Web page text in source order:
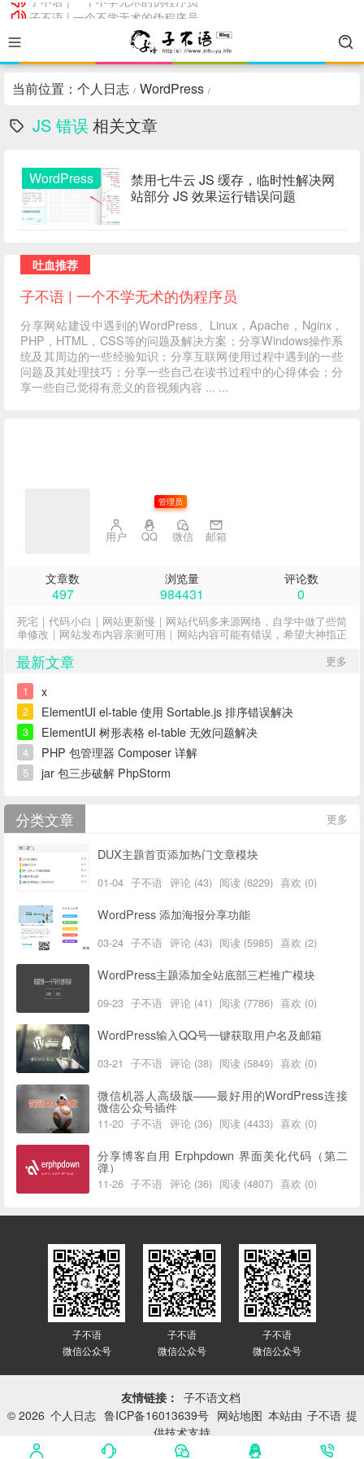
子不语 | 一个不学无术的伪程序员
子不语 | 一个不学无术的伪程序员
当前位置： 个人日志 / WordPress /
JS 错误 相关文章
WordPress
禁用七牛云 JS 缓存，临时性解决网
站部分 JS 效果运行错误问题
吐血推荐
子不语 | 一个不学无术的伪程序员
分享网站建设中遇到的WordPress、Linux，Apache，Nginx，
PHP，HTML，CSS等的问题及解决方案；分享Windows操作系
统及其周边的一些经验知识；分享互联网使用过程中遇到的一些
问题及其处理技巧；分享一些自己在读书过程中的心得体会；分
享一些自己觉得有意义的音视频内容 ... ...
管理员
用户 QQ 微信 邮箱
文章数
497
浏览量
984431
评论数
0
死宅｜代码小白｜网站更新慢｜网站代码多来源网络，自学中做了些简
单修改｜网站发布内容亲测可用｜网站内容可能有错误，希望大神指正
更多
最新文章
1 x
2 ElementUI el-table 使用 Sortable.js 排序错误解决
3 ElementUI 树形表格 el-table 无效问题解决
4 PHP 包管理器 Composer 详解
5 jar 包三步破解 PhpStorm
更多
分类文章
DUX主题首页添加热门文章模块
01-04 子不语 评论 (43) 阅读 (6229) 喜欢 (0)
WordPress 添加海报分享功能
03-24 子不语 评论 (43) 阅读 (5985) 喜欢 (2)
WordPress主题添加全站底部三栏推广模块
09-23 子不语 评论 (41) 阅读 (7786) 喜欢 (0)
WordPress输入QQ号一键获取用户名及邮箱
03-21 子不语 评论 (38) 阅读 (5849) 喜欢 (0)
微信机器人高级版——最好用的WordPress连接
微信公众号插件
11-20 子不语 评论 (36) 阅读 (4433) 喜欢 (0)
分享博客自用 Erphpdown 界面美化代码（第二
弹）
11-26 子不语 评论 (36) 阅读 (4807) 喜欢 (0)
子不语
微信公众号
子不语
微信公众号
子不语
微信公众号
友情链接： 子不语文档
© 2026 个人日志 鲁ICP备16013639号 网站地图 本站由 子不语 提
供技术支持
网站已平稳运行：
3418天 6小时 57分 8秒